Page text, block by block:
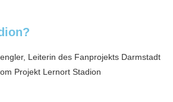
Leiterin des Fanprojekts Darmstadt
Projekt Lernort Stadion